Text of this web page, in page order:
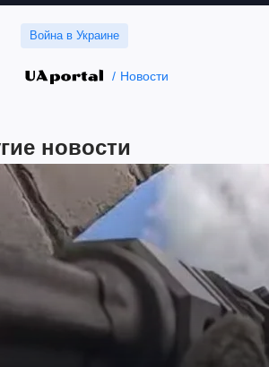
Война в Украине
Новости
новости